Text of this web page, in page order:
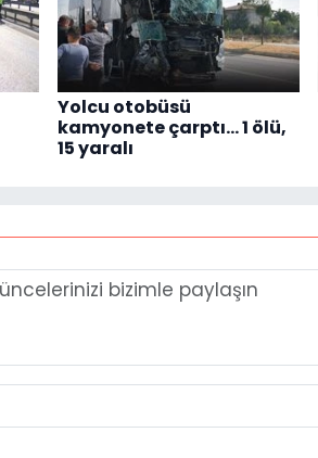
Yolcu otobüsü
kamyonete çarptı... 1 ölü,
15 yaralı